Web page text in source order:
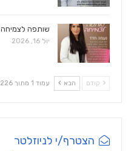
שותפה לצמיחה
יול 16, 2026
קודם הבא עמוד 1 מתוך 226
הצטרף/י לניוזלטר